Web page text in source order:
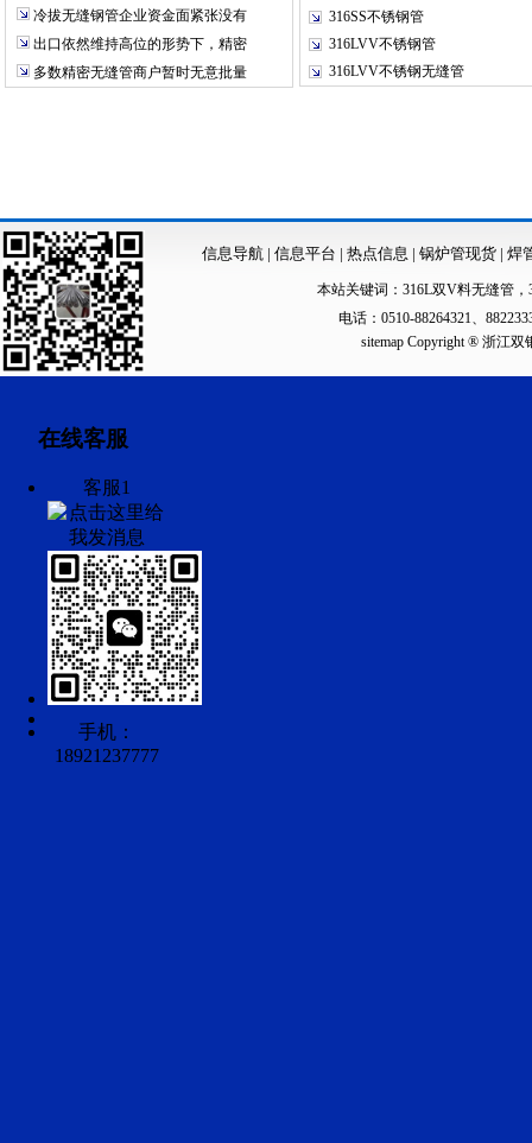
冷拔无缝钢管企业资金面紧张没有
出口依然维持高位的形势下，精密
多数精密无缝管商户暂时无意批量
316SS不锈钢管
316LVV不锈钢管
316LVV不锈钢无缝管
信息导航| 信息平台 | 热点信息 | 锅炉管现货 | 焊
本站关键词： 316L双V料无缝管 ，
电话：0510-88264321、
sitemapCopyright ® 浙江双
在线客服
客服1
手机：
18921237777